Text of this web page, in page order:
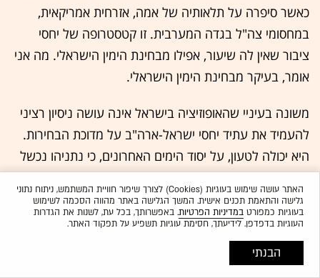
כאשר סיפרה על תלאותיה של אמה, אזרחית אמריקאית,
במחסומי צה"ל בגדה המערבית. זו קטסטרופה של יחסי
ציבור שאין לה שיעור, אפילו מבחינת הימין הישראלי. מה אני
אומר, בעיקר מבחינת הימין הישראלי.
משונה בעיניי שהאופוזיציה בישראל אינה עושה ניסיון רציני
להעמיד את עתיד יחסי ישראל-ארה"ב על מדוכת הבחירות.
היא יכולה לטעון, על יסוד הימים האחרונים, כי נתניהו נכשל
במבחן הנהיגה החוזר שלו, ואין ברירה אלא לשלול את
רישיונו, לטובת נצח ישראל.
האתר עושה שימוש בעוגיות (Cookies) לצורך שיפור חוויית המשתמש, ניתוח נתוני
גלישה והתאמת תכנים אישית. המשך הגלישה באתר מהווה הסכמה לשימוש
בעוגיות כמפורטבמדיניות הפרטיות. באפשרותך, בכל עת, לשנות את הגדרות
העוגיות בדפדפן. לידיעתך, חסימת עוגיות תשפיע על תפקוד האתר.
הבנתי